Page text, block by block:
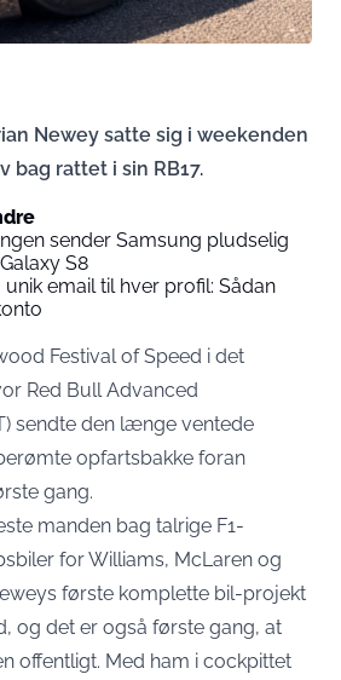
Newey satte sig i weekenden
bag rattet i sin RB17.
sender Samsung pludselig
S8
email til hver profil: Sådan
Festival of Speed i det
Red Bull Advanced
sendte den længe ventede
opfartsbakke foran
gang.
manden bag talrige F1-
for Williams, McLaren og
første komplette bil-projekt
og det er også første gang, at
offentligt. Med ham i cockpittet